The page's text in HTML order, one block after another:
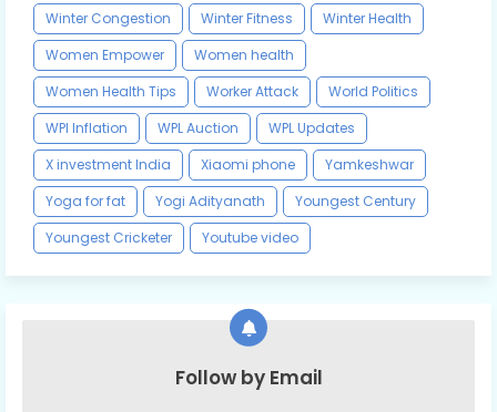
Winter Congestion
Winter Fitness
Winter Health
Women Empower
Women health
Women Health Tips
Worker Attack
World Politics
WPI Inflation
WPL Auction
WPL Updates
X investment India
Xiaomi phone
Yamkeshwar
Yoga for fat
Yogi Adityanath
Youngest Century
Youngest Cricketer
Youtube video
Follow by Email